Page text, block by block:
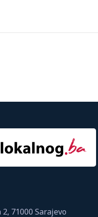
71000 Sarajevo